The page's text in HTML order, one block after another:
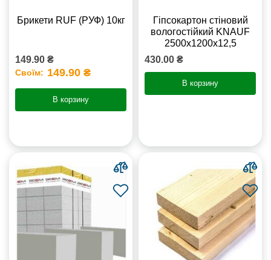
Брикети RUF (РУФ) 10кг
149.90 ₴
Своїм: 149.90 ₴
В корзину
Гіпсокартон стіновий
вологостійкий KNAUF
2500х1200х12,5
430.00 ₴
В корзину